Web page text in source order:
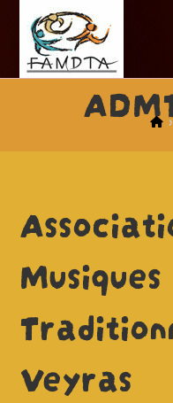
content
>
Musiques
Veyras